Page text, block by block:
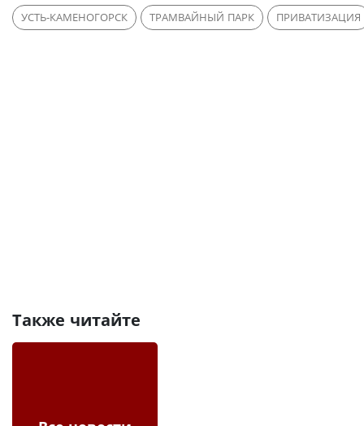
УСТЬ-КАМЕНОГОРСК ТРАМВАЙНЫЙ ПАРК ПРИВАТИЗАЦИЯ
Также читайте